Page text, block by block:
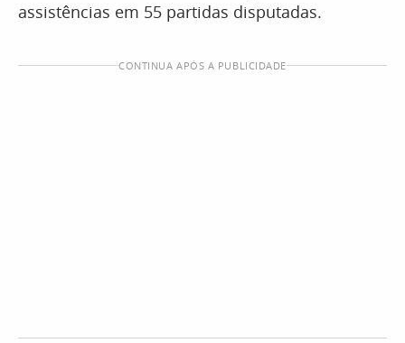
assistências em 55 partidas disputadas.
CONTINUA APÓS A PUBLICIDADE